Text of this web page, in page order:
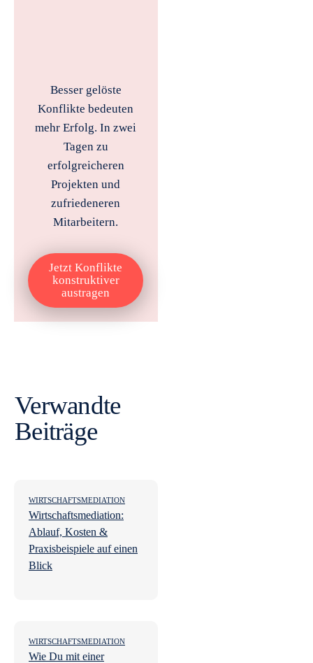
Besser gelöste
Konflikte bedeuten
mehr Erfolg. In zwei
Tagen zu
erfolgreicheren
Projekten und
zufriedeneren
Mitarbeitern.
Jetzt Konflikte
konstruktiver
austragen
Verwandte
Beiträge
WIRTSCHAFTSMEDIATION
Wirtschaftsmediation:
Ablauf, Kosten &
Praxisbeispiele auf einen
Blick
WIRTSCHAFTSMEDIATION
Wie Du mit einer